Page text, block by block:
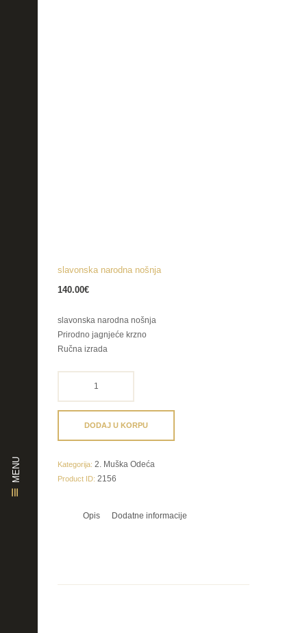
MENU
slavonska narodna nošnja
140.00€
slavonska narodna nošnja
Prirodno jagnjeće krzno
Ručna izrada
količinaDODAJ U KORPU
Kategorija: 2. Muška Odeća
Product ID: 2156
Opis Dodatne informacije